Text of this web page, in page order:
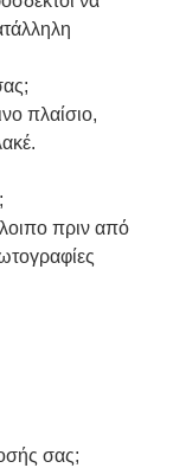
πλαίσιο,
πριν από
σας;